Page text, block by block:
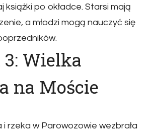
książki po okładce. Starsi mają
a młodzi mogą nauczyć się
3: Wielka
na Moście
i rzeka w Parowozowie wezbrała